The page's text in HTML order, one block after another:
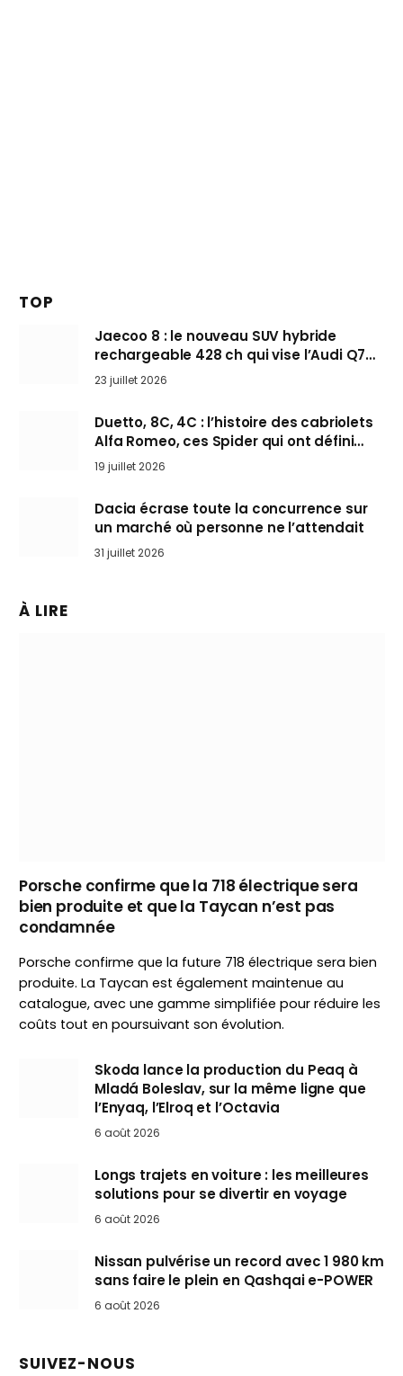
TOP
Jaecoo 8 : le nouveau SUV hybride
rechargeable 428 ch qui vise l’Audi Q7
arrive en Europe cet automne
23 juillet 2026
Duetto, 8C, 4C : l’histoire des cabriolets
Alfa Romeo, ces Spider qui ont défini
l’art de rouler cheveux au vent
19 juillet 2026
Dacia écrase toute la concurrence sur
un marché où personne ne l’attendait
31 juillet 2026
À LIRE
Porsche confirme que la 718 électrique sera
bien produite et que la Taycan n’est pas
condamnée
Porsche confirme que la future 718 électrique sera bien
produite. La Taycan est également maintenue au
catalogue, avec une gamme simplifiée pour réduire les
coûts tout en poursuivant son évolution.
Skoda lance la production du Peaq à
Mladá Boleslav, sur la même ligne que
l’Enyaq, l’Elroq et l’Octavia
6 août 2026
Longs trajets en voiture : les meilleures
solutions pour se divertir en voyage
6 août 2026
Nissan pulvérise un record avec 1 980 km
sans faire le plein en Qashqai e-POWER
6 août 2026
SUIVEZ-NOUS